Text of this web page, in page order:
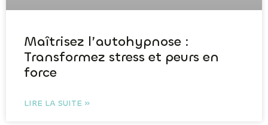
Maîtrisez l’autohypnose :
Transformez stress et peurs en
force
LIRE LA SUITE »